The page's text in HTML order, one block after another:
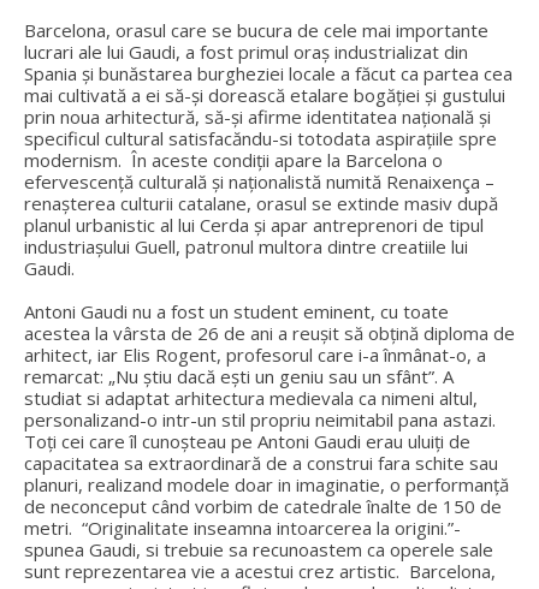
Barcelona, orasul care se bucura de cele mai importante
lucrari ale lui Gaudi, a fost primul oraş industrializat din
Spania şi bunăstarea burgheziei locale a făcut ca partea cea
mai cultivată a ei să-şi dorească etalare bogăţiei şi gustului
prin noua arhitectură, să-şi afirme identitatea naţională şi
specificul cultural satisfacăndu-si totodata aspiraţiile spre
modernism. În aceste condiţii apare la Barcelona o
efervescenţă culturală şi naţionalistă numită Renaixença –
renaşterea culturii catalane, orasul se extinde masiv după
planul urbanistic al lui Cerda şi apar antreprenori de tipul
industriaşului Guell, patronul multora dintre creatiile lui
Gaudi.
Antoni Gaudi nu a fost un student eminent, cu toate
acestea la vârsta de 26 de ani a reuşit să obţină diploma de
arhitect, iar Elis Rogent, profesorul care i-a înmânat-o, a
remarcat: „Nu ştiu dacă eşti un geniu sau un sfânt”. A
studiat si adaptat arhitectura medievala ca nimeni altul,
personalizand-o intr-un stil propriu neimitabil pana astazi.
Toţi cei care îl cunoşteau pe Antoni Gaudi erau uluiţi de
capacitatea sa extraordinară de a construi fara schite sau
planuri, realizand modele doar in imaginatie, o performanţă
de neconceput când vorbim de catedrale înalte de 150 de
metri. “Originalitate inseamna intoarcerea la origini.”-
spunea Gaudi, si trebuie sa recunoastem ca operele sale
sunt reprezentarea vie a acestui crez artistic. Barcelona,